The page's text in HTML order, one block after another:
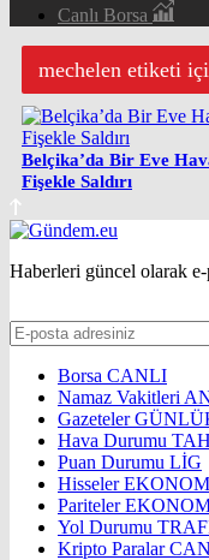
Canlı Borsa
mechelen etiketi
Belçika’da Bir Eve
Fişekle Saldırı
Haberleri güncel olarak
Borsa CANLI
Namaz Vakitleri
Gazeteler
Hava Durumu
Puan Durumu LİG
Hisseler
Pariteler
Yol Durumu
Kripto Paralar